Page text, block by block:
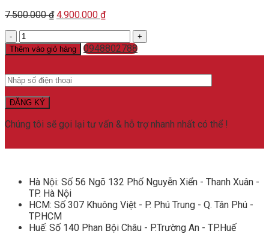
7.500.000₫ Original
7.500.000 ₫.
4.900.000 ₫Current
4.900.000 ₫.
Dụng
cụ
Elvie
lượng
Thêm vào giỏ hàng 0948802788
Chúng tôi sẽ gọi lại tư vấn & hỗ trợ nhanh nhất có thể !
Hà Nội: Số 56 Ngõ 132 Phố Nguyễn Xiển - Thanh Xuân -
TP. Hà Nội
HCM: Số 307 Khuông Việt - P. Phú Trung - Q. Tân Phú -
TP.HCM
Huế: Số 140 Phan Bội Châu - P.Trường An - TP.Huế